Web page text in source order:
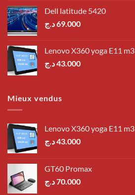
Dell latitude 5420
69.000د.ج
Lenovo X360 yoga E11 m3
43.000د.ج
Mieux vendus
Lenovo X360 yoga E11 m3
43.000د.ج
GT60 Promax
70.000د.ج